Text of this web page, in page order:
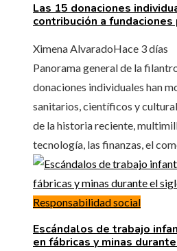
Las 15 donaciones
contribución a fundaciones
Ximena AlvaradoHace 3 días
Panorama general de la
donaciones individuales han
sanitarios, científicos y
de la historia reciente,
tecnología, las finanzas, el
Responsabilidad social
Escándalos de trabajo
en fábricas y minas